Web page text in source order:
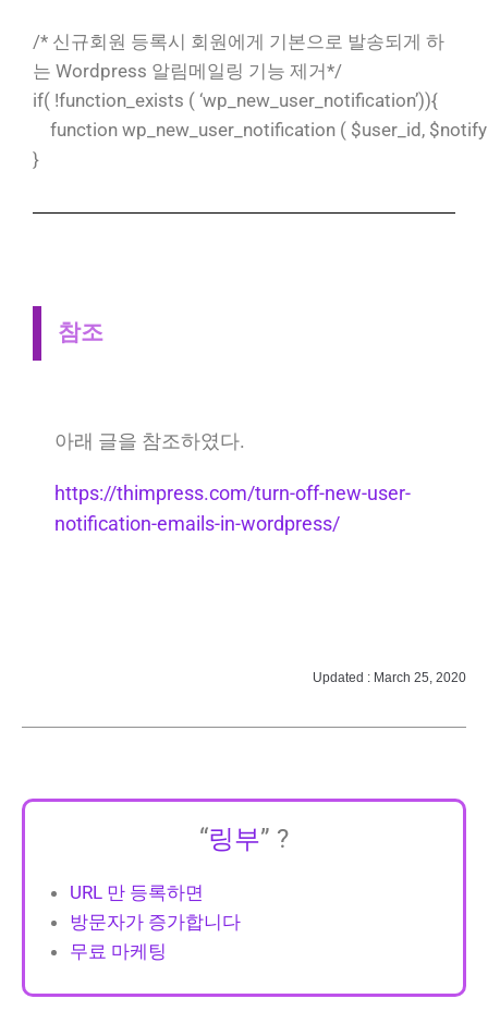
/* 신규회원 등록시 회원에게 기본으로 발송되게 하
는 Wordpress 알림메일링 기능 제거*/
if( !function_exists ( ‘wp_new_user_notification’)){
function wp_new_user_notification ( $user_id, $notify
}
참조
아래 글을 참조하였다.
https://thimpress.com/turn-off-new-user-
notification-emails-in-wordpress/
Updated : March 25, 2020
“링부” ?
URL 만 등록하면
방문자가 증가합니다
무료 마케팅